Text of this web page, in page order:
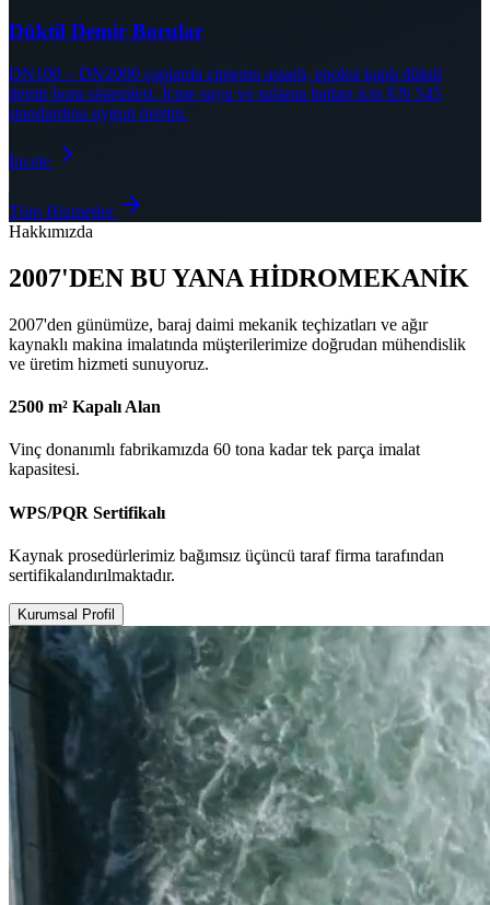
Düktil Demir Borular
DN100 – DN2000 çaplarda çimento astarlı, epoksi kaplı düktil
demir boru sistemleri. İçme suyu ve sulama hatları için EN 545
standardına uygun üretim.
İncele
Tüm Hizmetler
Hakkımızda
2007'DEN BU YANA HİDROMEKANİK
2007'den günümüze, baraj daimi mekanik teçhizatları ve ağır
kaynaklı makina imalatında müşterilerimize doğrudan mühendislik
ve üretim hizmeti sunuyoruz.
2500 m² Kapalı Alan
Vinç donanımlı fabrikamızda 60 tona kadar tek parça imalat
kapasitesi.
WPS/PQR Sertifikalı
Kaynak prosedürlerimiz bağımsız üçüncü taraf firma tarafından
sertifikalandırılmaktadır.
Kurumsal Profil